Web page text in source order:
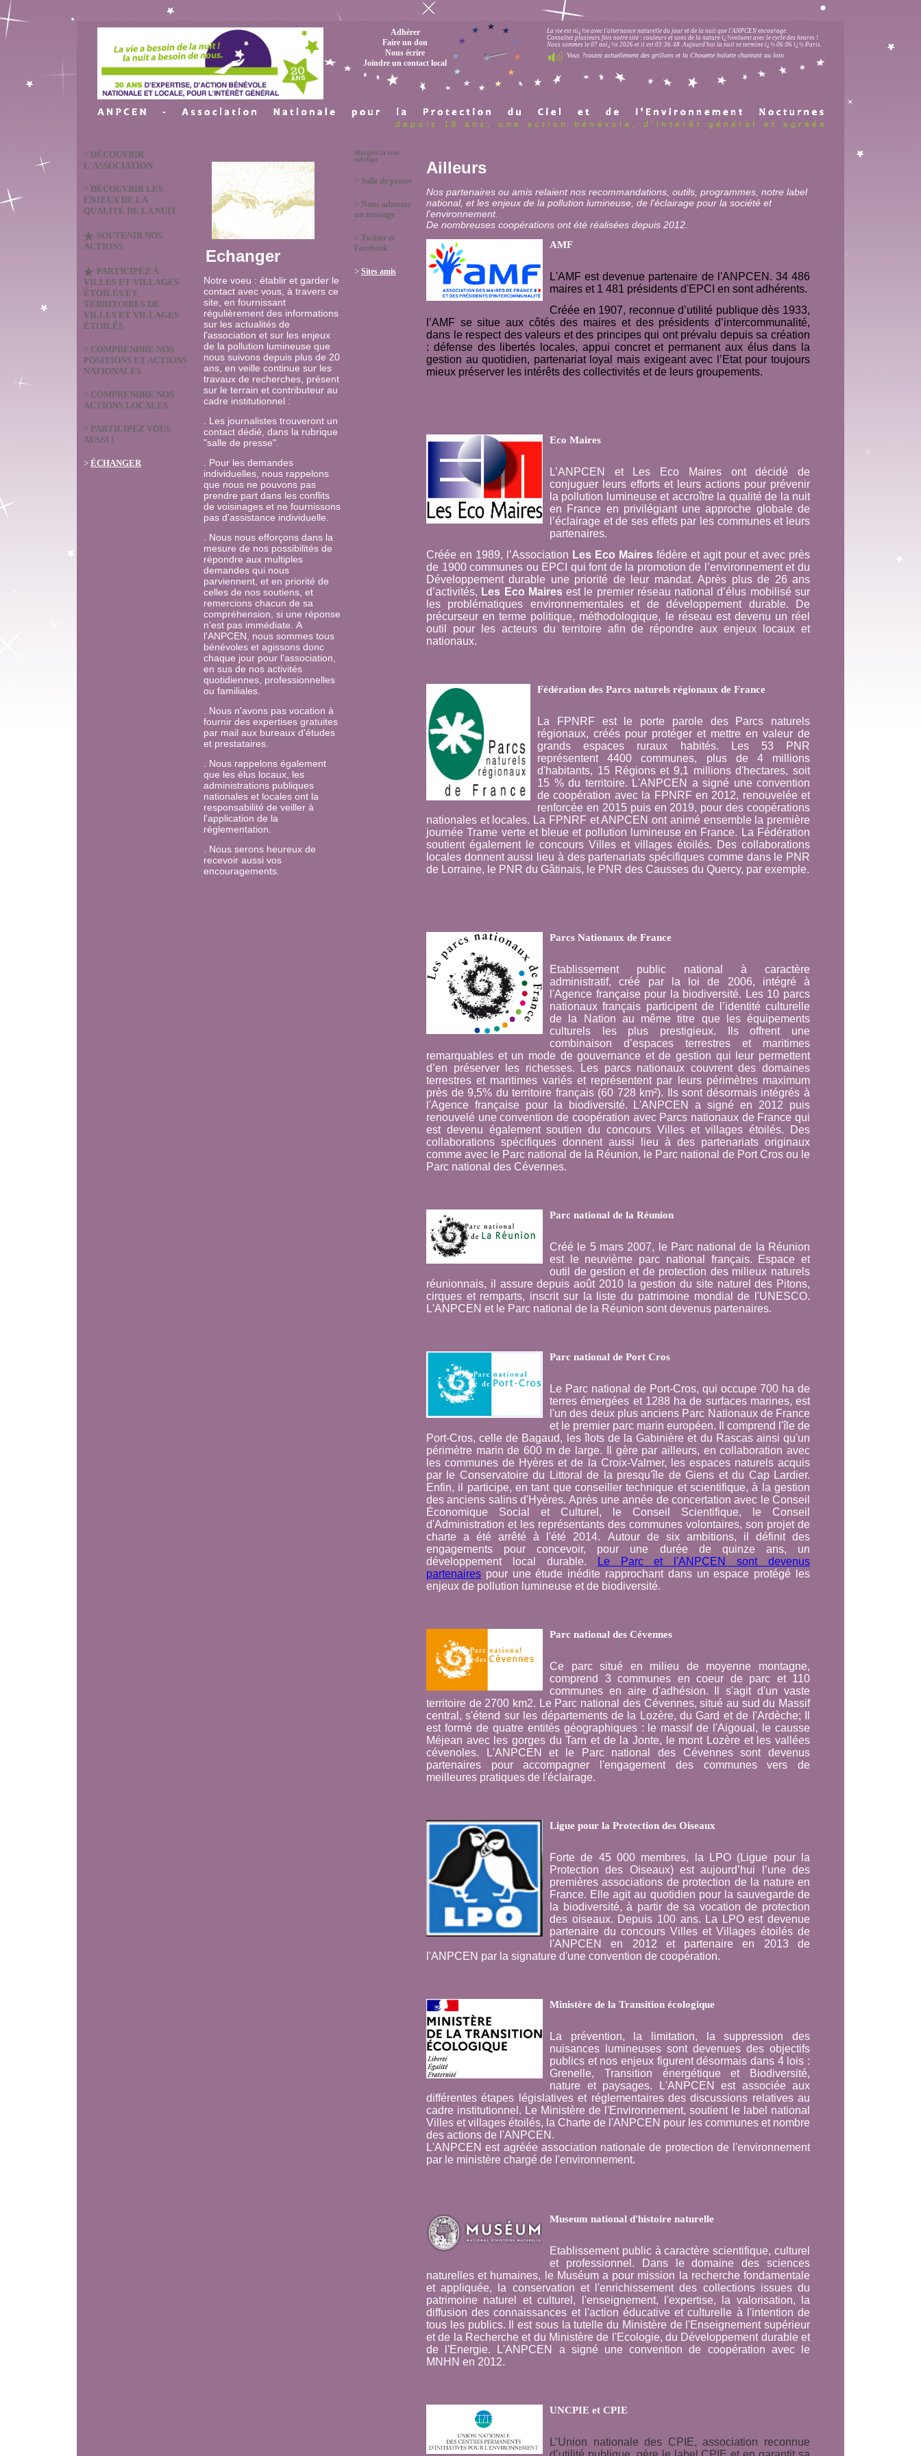
Adhérer
Faire un don
Nous écrire
Joindre un contact local
La vie est nï¿½e avec l'alternance naturelle du jour et de la nuit que l'ANPCEN encourage.
Consultez plusieurs fois notre site : couleurs et sons de la nature ï¿½voluent avec le cycle des heures !
Nous sommes le 07 aoï¿½t 2026 et il est 03:36:49.Aujourd'hui la nuit se termine ï¿½ 06:06 ï¿½ Paris.
Vous ?coutez actuellement des grillons et la Chouette hulotte chantant au loin
> DÉCOUVRIR
L'ASSOCIATION
> DÉCOUVRIR LES
ENJEUX DE LA
QUALITÉ DE LA NUIT
SOUTENIR NOS
ACTIONS
PARTICIPEZ À
VILLES ET VILLAGES
ÉTOILÉS ET
TERRITOIRES DE
VILLES ET VILLAGES
ÉTOILÉS
> COMPRENDRE NOS
POSITIONS ET ACTIONS
NATIONALES
> COMPRENDRE NOS
ACTIONS LOCALES
> PARTICIPEZ VOUS
AUSSI !
> ÉCHANGER
Echanger
Notre voeu : établir et garder le
contact avec vous, à travers ce
site, en fournissant
régulièrement des informations
sur les actualités de
l'association et sur les enjeux
de la pollution lumineuse que
nous suivons depuis plus de 20
ans, en veille continue sur les
travaux de recherches, présent
sur le terrain et contributeur au
cadre institutionnel :
. Les journalistes trouveront un
contact dédié, dans la rubrique
"salle de presse".
. Pour les demandes
individuelles, nous rappelons
que nous ne pouvons pas
prendre part dans les conflits
de voisinages et ne fournissons
pas d'assistance individuelle.
Nous nous efforçons dans la
mesure de nos possibilités de
répondre aux multiples
demandes qui nous
parviennent, et en priorité de
celles de nos soutiens, et
remercions chacun de sa
compréhension, si une réponse
n'est pas immédiate. A
l'ANPCEN, nous sommes tous
bénévoles et agissons donc
chaque jour pour l'association,
en sus de nos activités
quotidiennes, professionnelles
ou familiales.
. Nous n'avons pas vocation à
fournir des expertises gratuites
par mail aux bureaux d'études
et prestataires.
. Nous rappelons également
que les élus locaux, les
administrations publiques
nationales et locales ont la
responsabilité de veiller à
l'application de la
réglementation.
. Nous serons heureux de
recevoir aussi vos
encouragements.
Masquer la sous-
rubrique
> Salle de presse
> Nous adresser
un message
> Twitter et
Facebook
> Sites amis
Ailleurs
Nos partenaires ou amis relaient nos recommandations, outils, programmes, notre label
national, et les enjeux de la pollution lumineuse, de l'éclairage pour la société et
l'environnement.
De nombreuses coopérations ont été réalisées depuis 2012.
AMF
L'AMF est devenue partenaire de l'ANPCEN. 34 486
maires et 1 481 présidents d'EPCI en sont adhérents.
Créée en 1907, reconnue d’utilité publique dès 1933,
l’AMF se situe aux côtés des maires et des présidents d’intercommunalité,
dans le respect des valeurs et des principes qui ont prévalu depuis sa création
: défense des libertés locales, appui concret et permanent aux élus dans la
gestion au quotidien, partenariat loyal mais exigeant avec l’Etat pour toujours
mieux préserver les intérêts des collectivités et de leurs groupements.
Eco Maires
L’ANPCEN et Les Eco Maires ont décidé de
conjuguer leurs efforts et leurs actions pour prévenir
la pollution lumineuse et accroître la qualité de la nuit
en France en privilégiant une approche globale de
l’éclairage et de ses effets par les communes et leurs
partenaires.
Créée en 1989, l’Association Les Eco Maires fédère et agit pour et avec près
de 1900 communes ou EPCI qui font de la promotion de l’environnement et du
Développement durable une priorité de leur mandat. Après plus de 26 ans
d’activités, Les Eco Mairesest le premier réseau national d’élus mobilisé sur
les problématiques environnementales et de développement durable. De
précurseur en terme politique, méthodologique, le réseau est devenu un réel
outil pour les acteurs du territoire afin de répondre aux enjeux locaux et
nationaux.
Fédération des Parcs naturels régionaux de France
La FPNRF est le porte parole des Parcs naturels
régionaux, créés pour protéger et mettre en valeur de
grands espaces ruraux habités. Les 53 PNR
représentent 4400 communes, plus de 4 millions
d'habitants, 15 Régions et 9,1 millions d'hectares, soit
15 % du territoire. L'ANPCEN a signé une convention
de coopération avec la FPNRF en 2012, renouvelée et
renforcée en 2015 puis en 2019, pour des coopérations
nationales et locales. La FPNRF et ANPCEN ont animé ensemble la première
journée Trame verte et bleue et pollution lumineuse en France. La Fédération
soutient également le concours Villes et villages étoilés. Des collaborations
locales donnent aussi lieu à des partenariats spécifiques comme dans le PNR
de Lorraine, le PNR du Gâtinais, le PNR des Causses du Quercy, par exemple.
Parcs Nationaux de France
Etablissement public national à caractère
administratif, créé par la loi de 2006, intégré à
l'Agence française pour la biodiversité. Les 10 parcs
nationaux français participent de l’identité culturelle
de la Nation au même titre que les équipements
culturels les plus prestigieux. Ils offrent une
combinaison d’espaces terrestres et maritimes
remarquables et un mode de gouvernance et de gestion qui leur permettent
d’en préserver les richesses. Les parcs nationaux couvrent des domaines
terrestres et maritimes variés et représentent par leurs périmètres maximum
près de 9,5% du territoire français (60 728 km²). Ils sont désormais intégrés à
l'Agence française pour la biodiversité. L'ANPCEN a signé en 2012 puis
renouvelé une convention de coopération avec Parcs nationaux de France qui
est devenu également soutien du concours Villes et villages étoilés. Des
collaborations spécifiques donnent aussi lieu à des partenariats originaux
comme avec le Parc national de la Réunion, le Parc national de Port Cros ou le
Parc national des Cévennes.
Parc national de la Réunion
Créé le 5 mars 2007, le Parc national de la Réunion
est le neuvième parc national français. Espace et
outil de gestion et de protection des milieux naturels
réunionnais, il assure depuis août 2010 la gestion du site naturel des Pitons,
cirques et remparts, inscrit sur la liste du patrimoine mondial de l'UNESCO.
L'ANPCEN et le Parc national de la Réunion sont devenus partenaires.
Parc national de Port Cros
Le Parc national de Port-Cros, qui occupe 700 ha de
terres émergées et 1288 ha de surfaces marines, est
l'un des deux plus anciens Parc Nationaux de France
et le premier parc marin européen. Il comprend l'île de
Port-Cros, celle de Bagaud, les îlots de la Gabinière et du Rascas ainsi qu'un
périmètre marin de 600 m de large. Il gère par ailleurs, en collaboration avec
les communes de Hyères et de la Croix-Valmer, les espaces naturels acquis
par le Conservatoire du Littoral de la presqu'île de Giens et du Cap Lardier.
Enfin, il participe, en tant que conseiller technique et scientifique, à la gestion
des anciens salins d'Hyères. Après une année de concertation avec le Conseil
Économique Social et Culturel, le Conseil Scientifique, le Conseil
d'Administration et les représentants des communes volontaires, son projet de
charte a été arrêté à l'été 2014. Autour de six ambitions, il définit des
engagements pour concevoir, pour une durée de quinze ans, un
développement local durable.
Le Parc et l'ANPCEN sont devenus
partenaires pour une étude inédite rapprochant dans un espace protégé les
enjeux de pollution lumineuse et de biodiversité.
Parc national des Cévennes
Ce parc situé en milieu de moyenne montagne,
comprend 3 communes en coeur de parc et 110
communes en aire d'adhésion. Il s'agit d'un vaste
territoire de 2700 km2. Le Parc national des Cévennes, situé au sud du Massif
central, s'étend sur les départements de la Lozère, du Gard et de l'Ardèche; Il
est formé de quatre entités géographiques : le massif de l'Aigoual, le causse
Méjean avec les gorges du Tarn et de la Jonte, le mont Lozère et les vallées
cévenoles. L'ANPCEN et le Parc national des Cévennes sont devenus
partenaires pour accompagner l'engagement des communes vers de
meilleures pratiques de l'éclairage.
Ligue pour la Protection des Oiseaux
Forte de 45 000 membres, la LPO (Ligue pour la
Protection des Oiseaux) est aujourd’hui l’une des
premières associations de protection de la nature en
France. Elle agit au quotidien pour la sauvegarde de
la biodiversité, à partir de sa vocation de protection
des oiseaux. Depuis 100 ans. La LPO est devenue
partenaire du concours Villes et Villages étoilés de
l'ANPCEN en 2012 et partenaire en 2013 de
l'ANPCEN par la signature d'une convention de coopération.
Ministère de la Transition écologique
La prévention, la limitation, la suppression des
nuisances lumineuses sont devenues des objectifs
publics et nos enjeux figurent désormais dans 4 lois :
Grenelle, Transition énergétique et Biodiversité,
nature et paysages. L'ANPCEN est associée aux
différentes étapes législatives et réglementaires des discussions relatives au
cadre institutionnel. Le Ministère de l'Environnement, soutient le label national
Villes et villages étoilés, la Charte de l'ANPCEN pour les communes et nombre
des actions de l'ANPCEN.
L'ANPCEN est agréée association nationale de protection de l'environnement
par le ministère chargé de l'environnement.
Museum national d'histoire naturelle
Etablissement public à caractère scientifique, culturel
et professionnel. Dans le domaine des sciences
naturelles et humaines, le Muséum a pour mission la recherche fondamentale
et appliquée, la conservation et l'enrichissement des collections issues du
patrimoine naturel et culturel, l'enseignement, l'expertise, la valorisation, la
diffusion des connaissances et l'action éducative et culturelle à l'intention de
tous les publics. Il est sous la tutelle du Ministère de l'Enseignement supérieur
et de la Recherche et du Ministère de l'Ecologie, du Développement durable et
de l'Energie. L'ANPCEN a signé une convention de coopération avec le
MNHN en 2012.
UNCPIE et CPIE
L’Union nationale des CPIE, association reconnue